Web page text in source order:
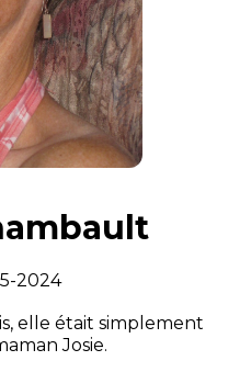
2024
elle était simplement
Josie.